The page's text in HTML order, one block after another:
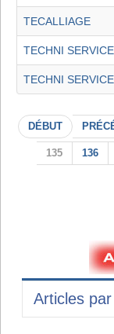
TECALLIAGE
TECHNI
TECHNI
DÉBUT
135 136
Articles